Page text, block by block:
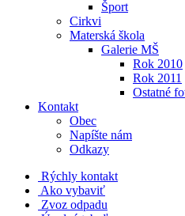
Šport
Cirkvi
Materská škola
Galerie MŠ
Rok 2010
Rok 2011
Ostatné
Kontakt
Obec
Napíšte nám
Odkazy
Rýchly kontakt
Ako vybaviť
Zvoz odpadu